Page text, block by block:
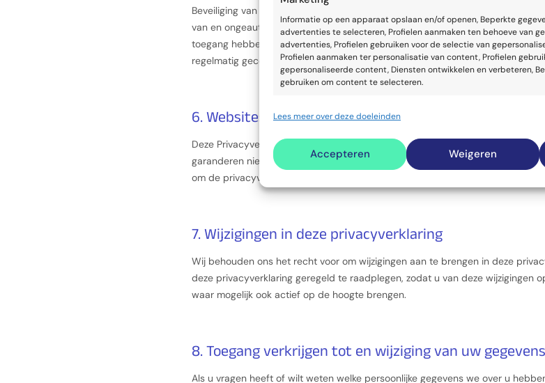
Informatie op een apparaat opslaan en/of openen, Beperkte
advertenties te selecteren, Profielen aanmaken ten behoeve van
advertenties, Profielen gebruiken voor de selectie van
Profielen aanmaken ter personalisatie van content, Profielen
gepersonaliseerde content, Diensten ontwikkelen en verbeteren,
gebruiken om content te selecteren.
Toepassingen
Apparaten identificeren op basis van automatisch verzonden
Advertenties en content leveren en tonen.
Lees meer over deze doeleinden
Accepteren Weigeren
Beveiliging van persoonsgegevens is voor ons van groot belang. Wij nemen
van en ongeautoriseerde toegang tot persoonsgegevens te beperken. Zo
toegang hebben tot uw gegevens, dat de toegang tot de gegevens
regelmatig gecontroleerd worden.
6. Websites van derden
Deze Privacyverklaring heeft geen betrekking op sites van derden waar naar
garanderen niet dat deze sites uw persoonsgegevens op een betrouwbare
om de privacyverklaringen van deze sites te lezen voor u gebruik maakt van
7. Wijzigingen in deze privacyverklaring
Wij behouden ons het recht voor om wijzigingen aan te brengen in deze
deze privacyverklaring geregeld te raadplegen, zodat u van deze wijzigingen
waar mogelijk ook actief op de hoogte brengen.
8. Toegang verkrijgen tot en wijziging van uw gegevens
Als u vragen heeft of wilt weten welke persoonlijke gegevens we over u